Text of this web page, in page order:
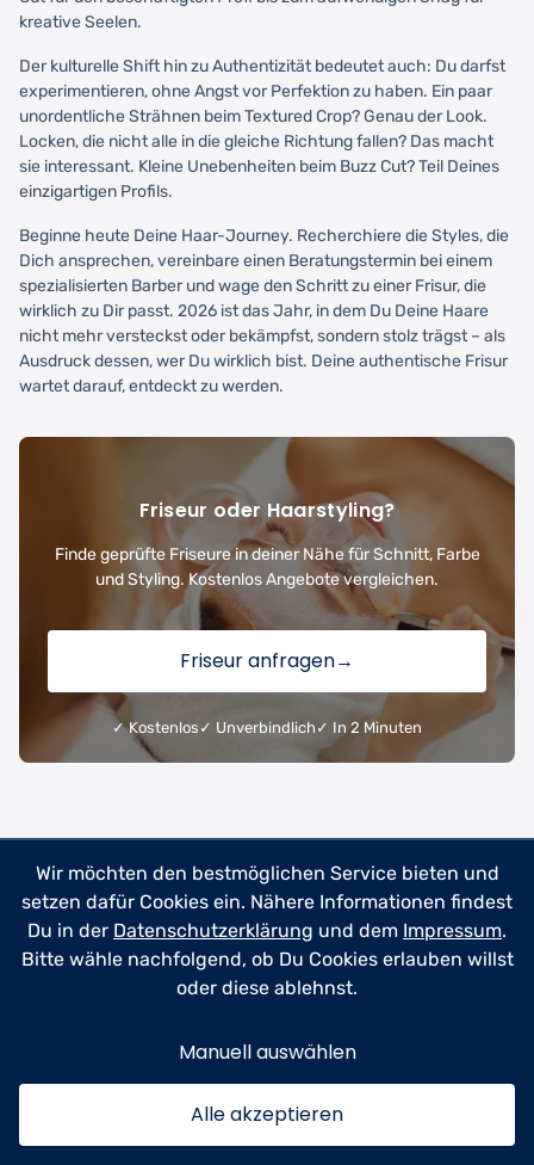
kreative Seelen.
Der kulturelle Shift hin zu Authentizität bedeutet auch: Du darfst
experimentieren, ohne Angst vor Perfektion zu haben. Ein paar
unordentliche Strähnen beim Textured Crop? Genau der Look.
Locken, die nicht alle in die gleiche Richtung fallen? Das macht
sie interessant. Kleine Unebenheiten beim Buzz Cut? Teil Deines
einzigartigen Profils.
Beginne heute Deine Haar-Journey. Recherchiere die Styles, die
Dich ansprechen, vereinbare einen Beratungstermin bei einem
spezialisierten Barber und wage den Schritt zu einer Frisur, die
wirklich zu Dir passt. 2026 ist das Jahr, in dem Du Deine Haare
nicht mehr versteckst oder bekämpfst, sondern stolz trägst – als
Ausdruck dessen, wer Du wirklich bist. Deine authentische Frisur
wartet darauf, entdeckt zu werden.
Friseur oder Haarstyling?
Finde geprüfte Friseure in deiner Nähe für Schnitt, Farbe
und Styling. Kostenlos Angebote vergleichen.
Friseur anfragen→
✓ Kostenlos ✓ Unverbindlich ✓ In 2 Minuten
Die neuesten Artikel von Any
Wir möchten den bestmöglichen Service bieten und
setzen dafür Cookies ein. Nähere Informationen findest
Du in der Datenschutzerklärung und dem Impressum.
Bitte wähle nachfolgend, ob Du Cookies erlauben willst
oder diese ablehnst.
Manuell auswählen
Alle akzeptieren